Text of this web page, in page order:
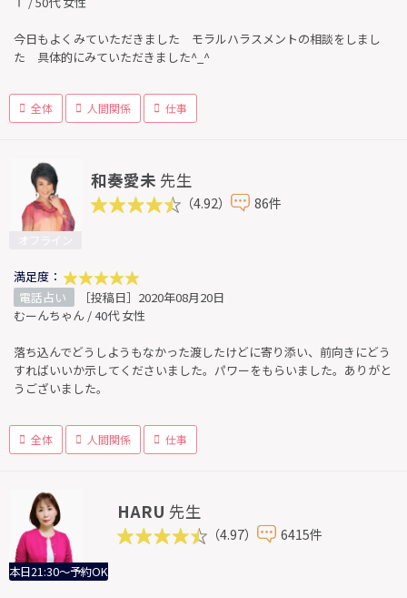
今日もよくみていただきました モラルハラスメントの相談をしまし
た 具体的にみていただきました^_^
全体 人間関係 仕事
和奏愛未 先生
（4.92） 86件
満足度：
電話占い
［投稿日］2020年08月20日
むーんちゃん / 40代 女性
落ち込んでどうしようもなかった渡したけどに寄り添い、前向きにどう
すればいいか示してくださいました。パワーをもらいました。ありがと
うございました。
全体 人間関係 仕事
本日21:30～予約OK
HARU 先生
（4.97） 6415件